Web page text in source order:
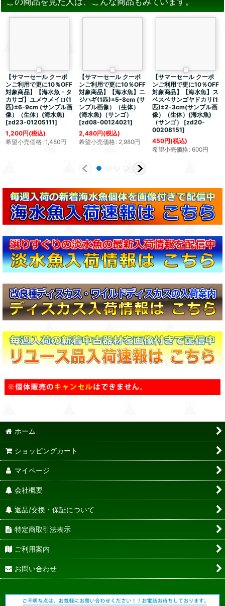
【サマーセール クーポ
ンご利用で更に10％OFF
対象商品】【海水魚・タ
カサゴ】ユメウメイロ(1
匹)±6-9cm (サンプル画
像）（生体）(海水魚)
[zd23-01205111]
1,200円(税込)
希望小売価格: 1,480円
【サマーセール クーポ
ンご利用で更に10％OFF
対象商品】【海水魚】ニ
ジハギ(1匹)±5-8cm (サ
ンプル画像）（生体）
(海水魚)（サンゴ）
[zd08-00124021]
2,480円(税込)
希望小売価格: 2,980円
【サマーセール クーポ
ンご利用で更に10％OFF
対象商品】【海水魚】ス
ベスベサンゴヤドカリ(1
匹)±2-3cm(サンプル画
像）（生体）(海水魚)
（サンゴ）
[zd20-
00208151]
450円(税込)
希望小売価格: 600円
ホーム
ショッピングカート
マイページ
会社概要
返品/交換・保証について
特定商取引法表示
ご利用案内
お問い合わせ